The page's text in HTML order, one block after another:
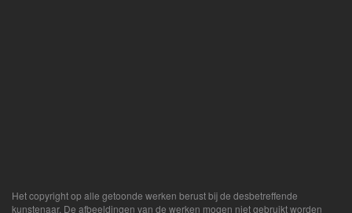
Het copyright op alle getoonde werken berust bij de desbetreffende
kunstenaar. De afbeeldingen van de werken mogen niet gebruikt worden